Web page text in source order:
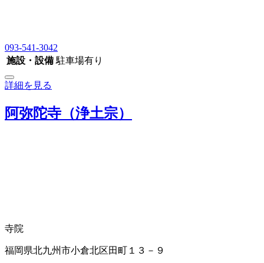
093-541-3042
施設・設備 駐車場有り
詳細を見る
阿弥陀寺（浄土宗）
寺院
福岡県北九州市小倉北区田町１３－９